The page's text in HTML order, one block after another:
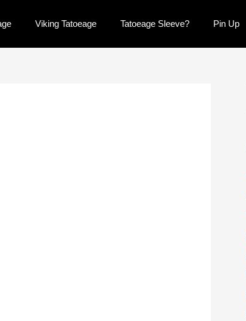
Viking Tatoeage Tatoeage Sleeve? Pin Up